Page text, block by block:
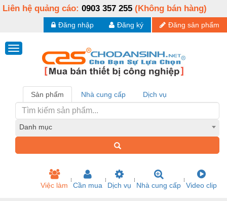
Liên hệ quảng cáo: 0903 357 255 (Không bán hàng)
Đăng sản phẩm
Đăng ký
Đăng nhập
Sản phẩm Nhà cung cấp Dịch vụ
Danh mục
Việc làm Cần mua Dịch vụ Nhà cung cấp Video clip